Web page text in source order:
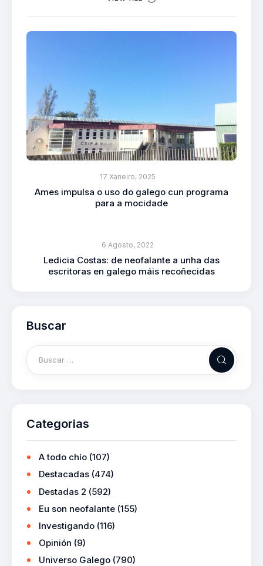
17 Xaneiro, 2025
Ames impulsa o uso do galego cun programa
para a mocidade
6 Agosto, 2022
Ledicia Costas: de neofalante a unha das
escritoras en galego máis recoñecidas
Buscar
Categorias
A todo chío (107)
Destacadas (474)
Destadas 2 (592)
Eu son neofalante (155)
Investigando (116)
Opinión (9)
Universo Galego (790)